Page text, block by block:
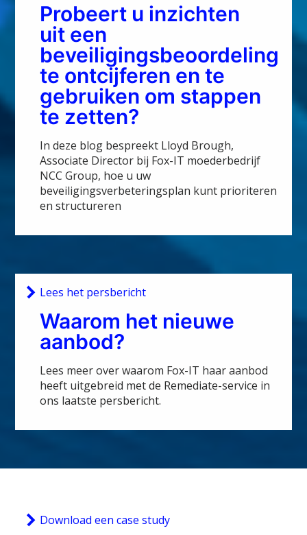
Probeert u inzichten
uit een
beveiligingsbeoordeling
te ontcijferen en te
gebruiken om stappen
te zetten?
In deze blog bespreekt Lloyd Brough,
Associate Director bij Fox-IT moederbedrijf
NCC Group, hoe u uw
beveiligingsverbeteringsplan kunt prioriteren
en structureren
Lees het persbericht
Waarom het nieuwe
aanbod?
Lees meer over waarom Fox-IT haar aanbod
heeft uitgebreid met de Remediate-service in
ons laatste persbericht.
Download een case study